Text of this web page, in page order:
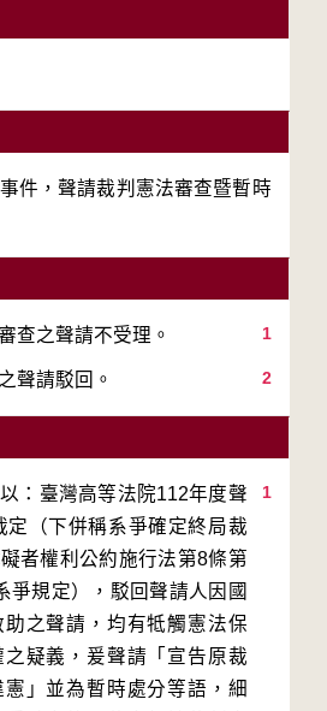
件，聲請裁判憲法審查暨暫時
1
2
聲請駁回。
1
：臺灣高等法院112年度聲
定（下併稱系爭確定終局裁
者權利公約施行法第8條第
爭規定），駁回聲請人因國
之聲請，均有牴觸憲法保
疑義，爰聲請「宣告原裁
」並為暫時處分等語，細